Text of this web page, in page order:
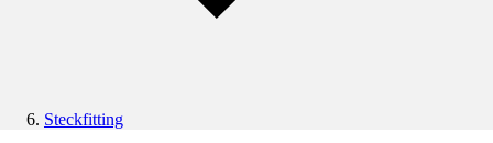
Steckfitting